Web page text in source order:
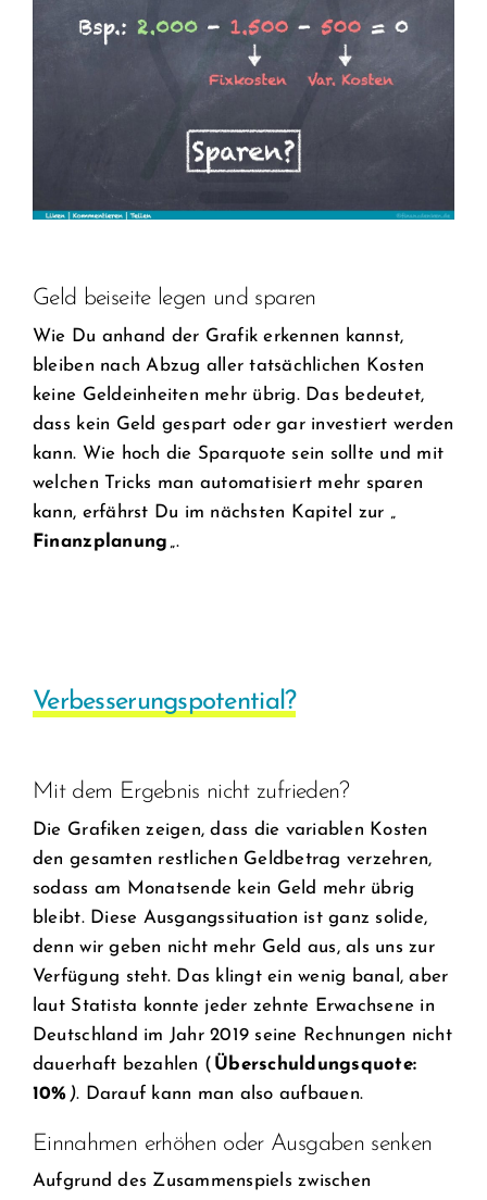
Geld beiseite legen und sparen
Wie Du anhand der Grafik erkennen kannst,
bleiben nach Abzug aller tatsächlichen Kosten
keine Geldeinheiten mehr übrig. Das bedeutet,
dass kein Geld gespart oder gar investiert werden
kann. Wie hoch die Sparquote sein sollte und mit
welchen Tricks man automatisiert mehr sparen
kann, erfährst Du im nächsten Kapitel zur „
Finanzplanung „.
Verbesserungspotential?
Mit dem Ergebnis nicht zufrieden?
Die Grafiken zeigen, dass die variablen Kosten
den gesamten restlichen Geldbetrag verzehren,
sodass am Monatsende kein Geld mehr übrig
bleibt. Diese Ausgangssituation ist ganz solide,
denn wir geben nicht mehr Geld aus, als uns zur
Verfügung steht. Das klingt ein wenig banal, aber
laut Statista konnte jeder zehnte Erwachsene in
Deutschland im Jahr 2019 seine Rechnungen nicht
dauerhaft bezahlen ( Überschuldungsquote:
10% ). Darauf kann man also aufbauen.
Einnahmen erhöhen oder Ausgaben senken
Aufgrund des Zusammenspiels zwischen